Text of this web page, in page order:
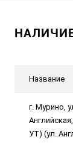
Название
г. Мурино,
УТ) (ул.